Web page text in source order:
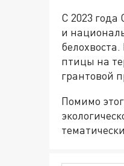
С 2023
и
птицы на
грантовой
Помимо